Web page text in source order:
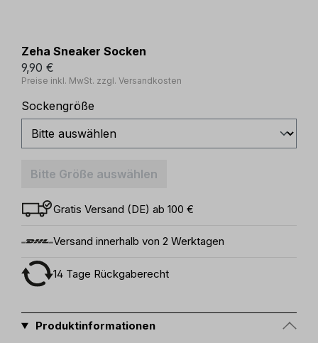
Zeha Sneaker Socken
9,90 €
Preise inkl. MwSt. zzgl. Versandkosten
Sockengröße
Bitte Größe auswählen
Gratis Versand (DE) ab 100 €
Versand innerhalb von 2 Werktagen
14 Tage Rückgaberecht
Produktinformationen